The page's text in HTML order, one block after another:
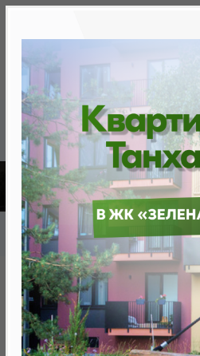
Скидки на новостройки,
Главная База новостроек Минска
12.1 «Милан», квартал "Западная
12.1 «Милан»,
"Западная
нет в продаже